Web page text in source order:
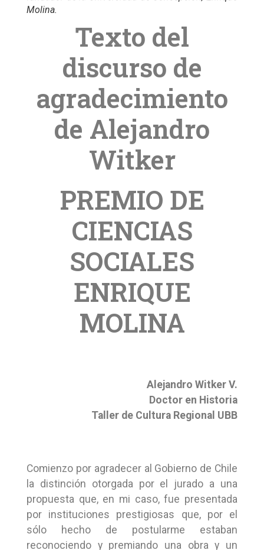
Molina.
Texto del
discurso de
agradecimiento
de Alejandro
Witker
PREMIO DE
CIENCIAS
SOCIALES
ENRIQUE
MOLINA
Alejandro Witker V.
Doctor en Historia
Taller de Cultura Regional UBB
Comienzo por agradecer al Gobierno de Chile
la distinción otorgada por el jurado a una
propuesta que, en mi caso, fue presentada
por instituciones prestigiosas que, por el
sólo hecho de postularme estaban
reconociendo y premiando una obra y un